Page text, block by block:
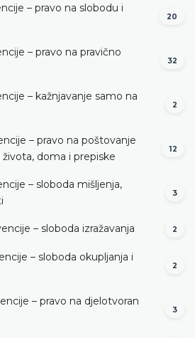
– pravo na slobodu i
20
– pravo na pravično
32
– kažnjavanje samo na
2
– pravo na poštovanje
doma i prepiske
12
– sloboda mišljenja,
3
– sloboda izražavanja 2
– sloboda okupljanja i
2
– pravo na djelotvoran
3